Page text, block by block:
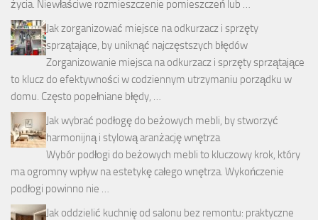
życia. Niewłaściwe rozmieszczenie pomieszczeń lub …
Jak zorganizować miejsce na odkurzacz i sprzęty
sprzątające, by uniknąć najczęstszych błędów
Zorganizowanie miejsca na odkurzacz i sprzęty sprzątające
to klucz do efektywności w codziennym utrzymaniu porządku w
domu. Często popełniane błędy, …
Jak wybrać podłogę do beżowych mebli, by stworzyć
harmonijną i stylową aranżację wnętrza
Wybór podłogi do beżowych mebli to kluczowy krok, który
ma ogromny wpływ na estetykę całego wnętrza. Wykończenie
podłogi powinno nie …
Jak oddzielić kuchnię od salonu bez remontu: praktyczne